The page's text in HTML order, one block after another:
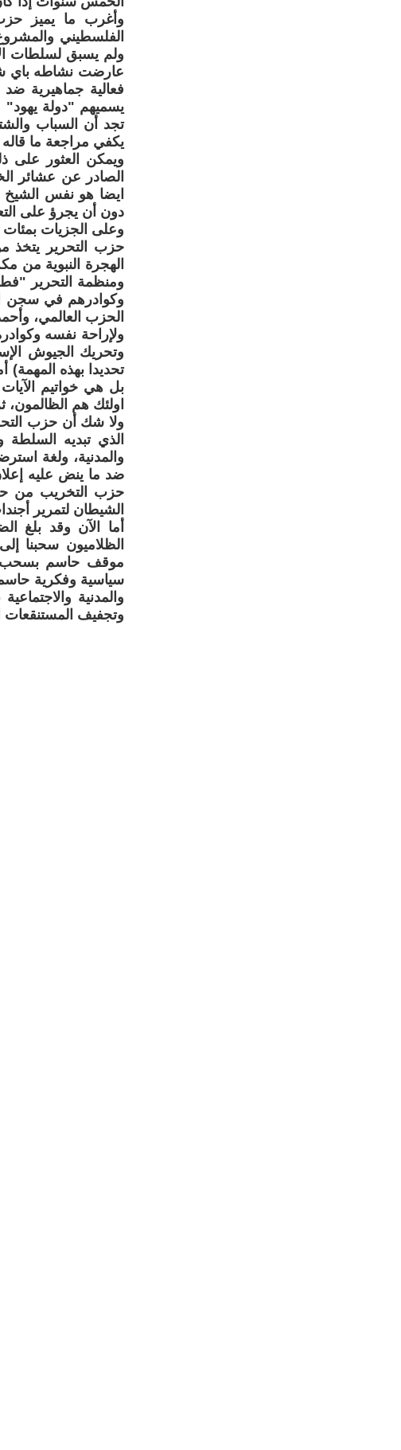
وأغرب ما يميز
الفلسطيني
ولم يسبق لسلطات
عارضت نشاطه باي
فعالية جماهيرية
يسميهم "دولة يهود"
تجد أن السباب
يكفي مراجعة ما
ويمكن العثور على
الصادر عن عشائر
ايضا هو نفس الشيخ
دون أن يجرؤ على
وعلى الجزيات بمئات
حزب التحرير يتخذ
الهجرة النبوية من
ومنظمة التحرير
وكوادرهم في سجن
الحزب العالمي،
ولإراحة نفسه
وتحريك الجيوش
تحديدا بهذه المهمة)
اولئك هم
ولا شك أن حزب
الذي تبديه السلطة
والمدنية، ولغة
ضد ما ينض عليه
حزب التخريب من
الشيطان لتمرير
أما الآن وقد بلغ
الظلاميون سحبنا
موقف حاسم بسحب
سياسية وفكرية
والمدنية
وتجفيف المستنقعات